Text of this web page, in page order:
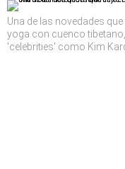
Una de las novedades
yoga con cuenco
'celebrities' como Kim